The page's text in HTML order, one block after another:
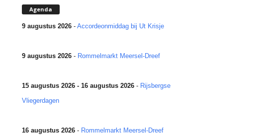
Agenda
9 augustus 2026- Accordeonmiddag bij Ut Krisje
9 augustus 2026- Rommelmarkt Meersel-Dreef
15 augustus 2026 - 16 augustus 2026- Rijsbergse
Vliegerdagen
16 augustus 2026- Rommelmarkt Meersel-Dreef